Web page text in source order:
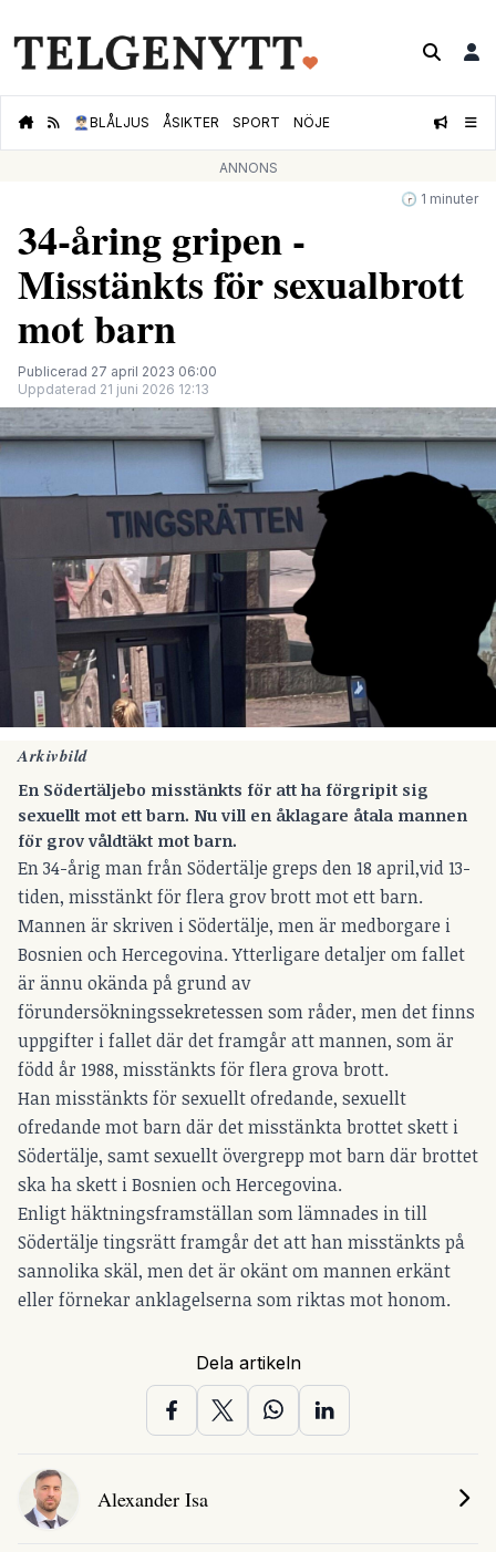
👮🏻‍♂️BLÅLJUS ÅSIKTER SPORT NÖJE
ANNONS
🕝 1 minuter
34-åring gripen -
Misstänkts för sexualbrott
mot barn
Publicerad 27 april 2023 06:00
Uppdaterad 21 juni 2026 12:13
Arkivbild
En Södertäljebo misstänkts för att ha förgripit sig
sexuellt mot ett barn. Nu vill en åklagare åtala mannen
för grov våldtäkt mot barn.
En 34-årig man från Södertälje greps den 18 april,vid 13-
tiden, misstänkt för flera grov brott mot ett barn.
Mannen är skriven i Södertälje, men är medborgare i
Bosnien och Hercegovina. Ytterligare detaljer om fallet
är ännu okända på grund av
förundersökningssekretessen som råder, men det finns
uppgifter i fallet där det framgår att mannen, som är
född år 1988, misstänkts för flera grova brott.
Han misstänkts för sexuellt ofredande, sexuellt
ofredande mot barn där det misstänkta brottet skett i
Södertälje, samt sexuellt övergrepp mot barn där brottet
ska ha skett i Bosnien och Hercegovina.
Enligt häktningsframställan som lämnades in till
Södertälje tingsrätt framgår det att han misstänkts på
sannolika skäl, men det är okänt om mannen erkänt
eller förnekar anklagelserna som riktas mot honom.
Dela artikeln
Alexander Isa